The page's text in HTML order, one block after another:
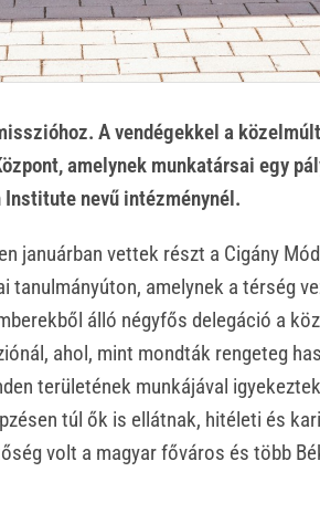
A vendégekkel a
amelynek munkatársai egy
nevű intézménynél.
januárban vettek részt a Cigány
tanulmányúton, amelynek a térség
álló négyfős delegáció a
ahol, mint mondták rengeteg
területének munkájával
túl ők is ellátnak, hitéleti és
volt a magyar főváros és több